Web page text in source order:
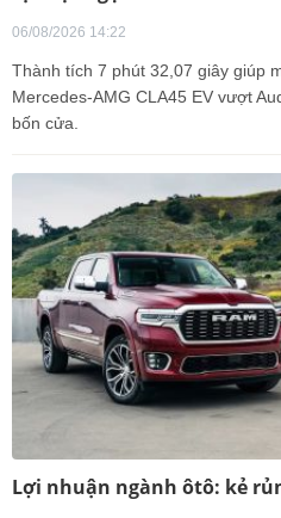
06/08/2026 14:22
Thành tích 7 phút 32,07 giây giúp
Mercedes-AMG CLA45 EV vượt
bốn cửa.
Lợi nhuận ngành ôtô: kẻ